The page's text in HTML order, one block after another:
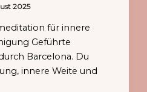
2025
für innere
Geführte
Barcelona. Du
innere Weite und